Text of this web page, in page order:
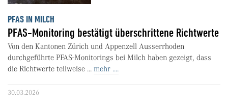
PFAS IN MILCH
PFAS-Monitoring bestätigt überschrittene Richtwerte
Von den Kantonen Zürich und Appenzell Ausserrhoden
durchgeführte PFAS-Monitorings bei Milch haben gezeigt, dass
die Richtwerte teilweise ... mehr ....
30.03.2026